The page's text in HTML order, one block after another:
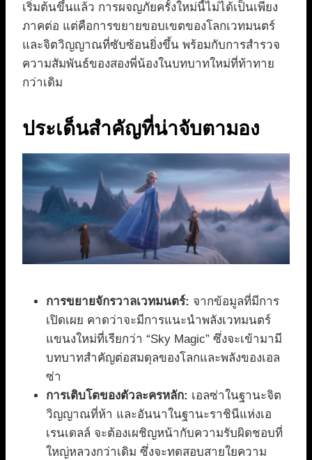
เริ่มต้นขึ้นแล้ว การผจญภัยครั้งใหม่นี้ไม่ได้เป็นเพียง
ภาคต่อ แต่คือการขยายขอบเขตของโลกเวทมนตร์
และจิตวิญญาณที่ซับซ้อนยิ่งขึ้น พร้อมกับการสำรวจ
ความสัมพันธ์ของสองพี่น้องในบทบาทใหม่ที่ท้าทาย
กว่าเดิม
ประเด็นสำคัญที่น่าจับตามอง
การขยายจักรวาลเวทมนตร์: จากข้อมูลที่มีการ
เปิดเผย คาดว่าจะมีการแนะนำพลังเวทมนตร์
แขนงใหม่ที่เรียกว่า “Sky Magic” ซึ่งจะเข้ามามี
บทบาทสำคัญต่อสมดุลของโลกและพลังของเอล
ซ่า
การเติบโตของตัวละครหลัก: เอลซ่าในฐานะจิต
วิญญาณที่ห้า และอันนาในฐานะราชินีแห่งเอ
เรนเดลล์ จะต้องเผชิญหน้ากับความรับผิดชอบที่
ใหญ่หลวงกว่าเดิม ซึ่งจะทดสอบสายใยความ